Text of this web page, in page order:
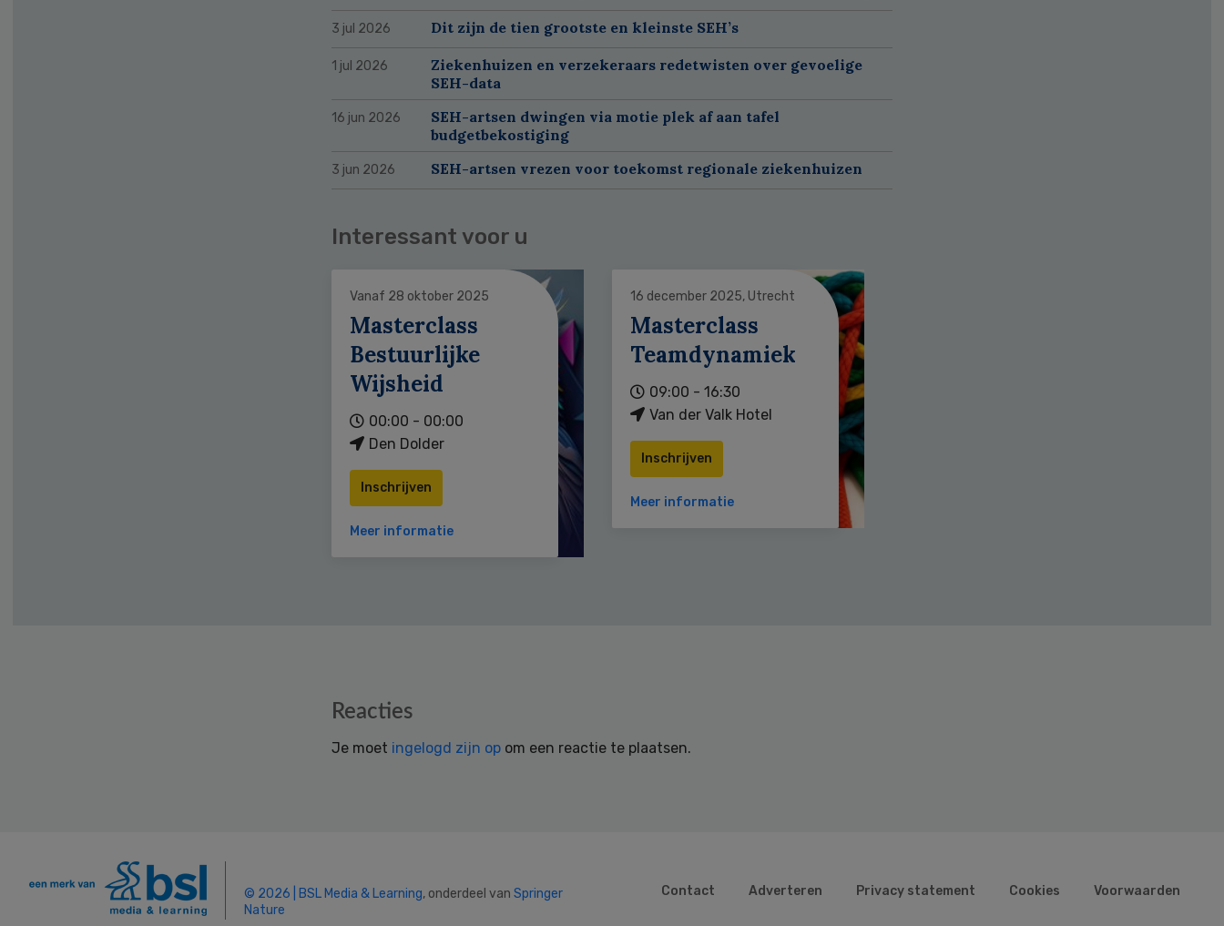
3 jul 2026 Dit zijn de tien grootste en kleinste SEH’s
1 jul 2026
Ziekenhuizen en verzekeraars redetwisten over gevoelige
SEH-data
16 jun 2026
SEH-artsen dwingen via motie plek af aan tafel
budgetbekostiging
3 jun 2026 SEH-artsen vrezen voor toekomst regionale ziekenhuizen
Interessant voor u
Vanaf 28 oktober 2025
Masterclass
Bestuurlijke
Wijsheid
00:00 - 00:00
Den Dolder
Inschrijven
Meer informatie
16 december 2025, Utrecht
Masterclass
Teamdynamiek
09:00 - 16:30
Van der Valk Hotel
Inschrijven
Meer informatie
Reacties
Je moet ingelogd zijn op om een reactie te plaatsen.
© 2026 | BSL Media & Learning, onderdeel van Springer
Nature
Contact Adverteren Privacy statement Cookies Voorwaarden